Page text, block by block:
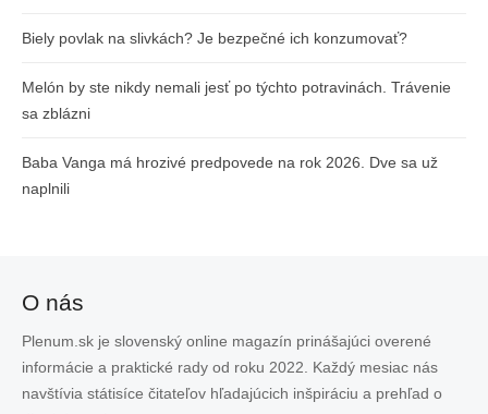
Biely povlak na slivkách? Je bezpečné ich konzumovať?
Melón by ste nikdy nemali jesť po týchto potravinách. Trávenie
sa zblázni
Baba Vanga má hrozivé predpovede na rok 2026. Dve sa už
naplnili
O nás
Plenum.sk je slovenský online magazín prinášajúci overené
informácie a praktické rady od roku 2022. Každý mesiac nás
navštívia státisíce čitateľov hľadajúcich inšpiráciu a prehľad o